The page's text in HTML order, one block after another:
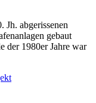
Jh. abgerissenen
gebaut
der 1980er Jahre war